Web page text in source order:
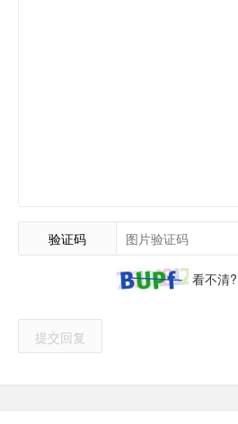
验证码
看不清?
提交回复